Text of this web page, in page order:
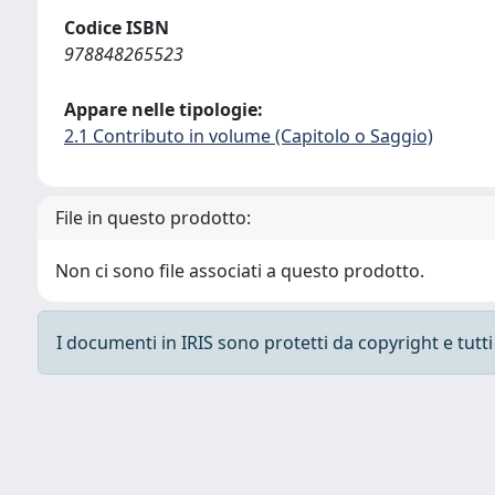
Codice ISBN
978848265523
Appare nelle tipologie:
2.1 Contributo in volume (Capitolo o Saggio)
File in questo prodotto:
Non ci sono file associati a questo prodotto.
I documenti in IRIS sono protetti da copyright e